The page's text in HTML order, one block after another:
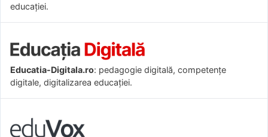
educației.
Educatia-Digitala.ro: pedagogie digitală, competențe
digitale, digitalizarea educației.